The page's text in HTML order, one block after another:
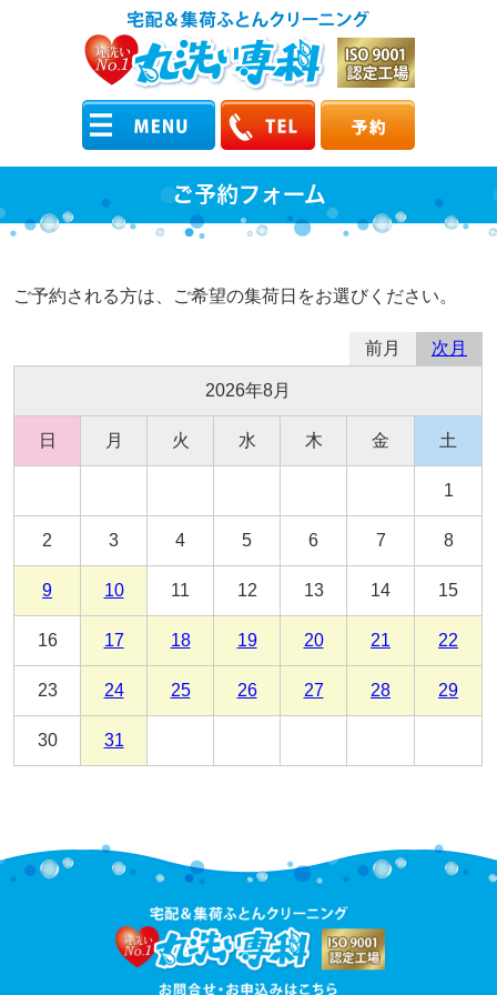
ご予約フォーム
ご予約される方は、ご希望の集荷日をお選びください。
前月 次月
2026年8月
日 月 火 水 木 金 土
1
2 3 4 5 6 7 8
9 10 11 12 13 14 15
16 17 18 19 20 21 22
23 24 25 26 27 28 29
30 31